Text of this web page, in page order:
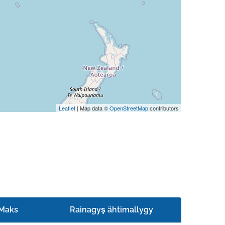
Leaflet | Map data ©OpenStreetMapcontributors
Rainagyş ähtimallygy